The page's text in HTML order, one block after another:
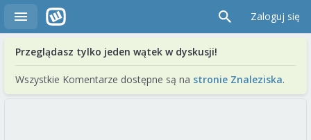
Zaloguj się
Przeglądasz tylko jeden wątek w dyskusji!
Wszystkie Komentarze dostępne są na stronie Znaleziska.